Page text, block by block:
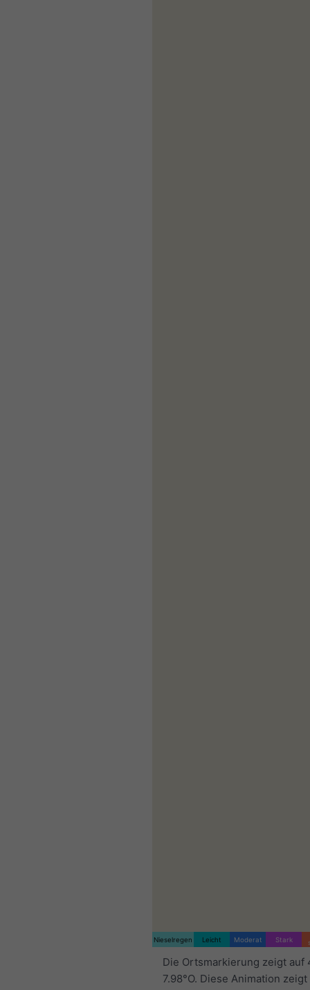
Nieselregen Leicht Moderat Stark
Die Ortsmarkierung zeigt auf
7.98°O. Diese Animation zeigt